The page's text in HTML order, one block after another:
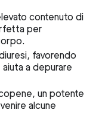
contenuto di
per
favorendo
a depurare
un potente
alcune